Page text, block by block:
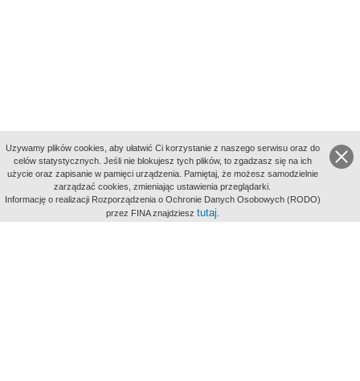
aktywności
Uzywamy plików cookies, aby ułatwić Ci korzystanie z naszego serwisu oraz do
celów statystycznych. Jeśli nie blokujesz tych plików, to zgadzasz się na ich
użycie oraz zapisanie w pamięci urządzenia. Pamiętaj, że możesz samodzielnie
zarządzać cookies, zmieniając ustawienia przeglądarki.
Informację o realizacji Rozporządzenia o Ochronie Danych Osobowych (RODO)
przez FINA znajdziesz tutaj